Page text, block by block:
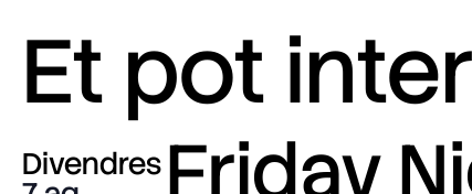
Et pot
Divendres Friday